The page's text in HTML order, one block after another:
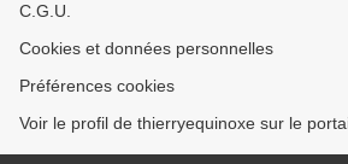
C.G.U.
Cookies et données personnelles
Préférences cookies
Voir le profil de thierryequinoxe sur le